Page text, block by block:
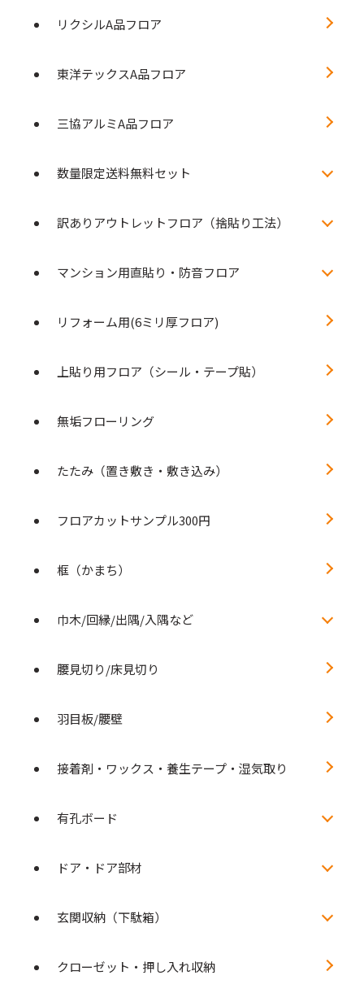
リクシルA品フロア
東洋テックスA品フロア
三協アルミA品フロア
数量限定送料無料セット
訳ありアウトレットフロア（捨貼り工法）
マンション用直貼り・防音フロア
リフォーム用(6ミリ厚フロア)
上貼り用フロア（シール・テープ貼）
無垢フローリング
たたみ（置き敷き・敷き込み）
フロアカットサンプル300円
框（かまち）
巾木/回縁/出隅/入隅など
腰見切り/床見切り
羽目板/腰壁
接着剤・ワックス・養生テープ・湿気取り
有孔ボード
ドア・ドア部材
玄関収納（下駄箱）
クローゼット・押し入れ収納